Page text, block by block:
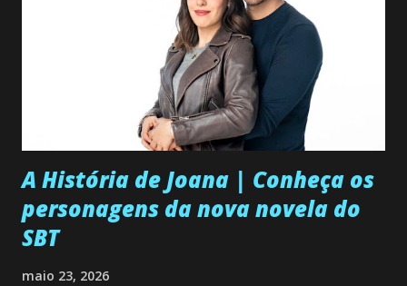
A História de Joana | Conheça os
personagens da nova novela do
SBT
maio 23, 2026